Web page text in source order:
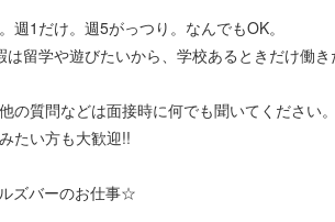
1だけ。週5がっつり。なんでもOK。
留学や遊びたいから、学校あるときだけ働き
質問などは面接時に何でも聞いてください。
たい方も大歓迎!!
ズバーのお仕事☆